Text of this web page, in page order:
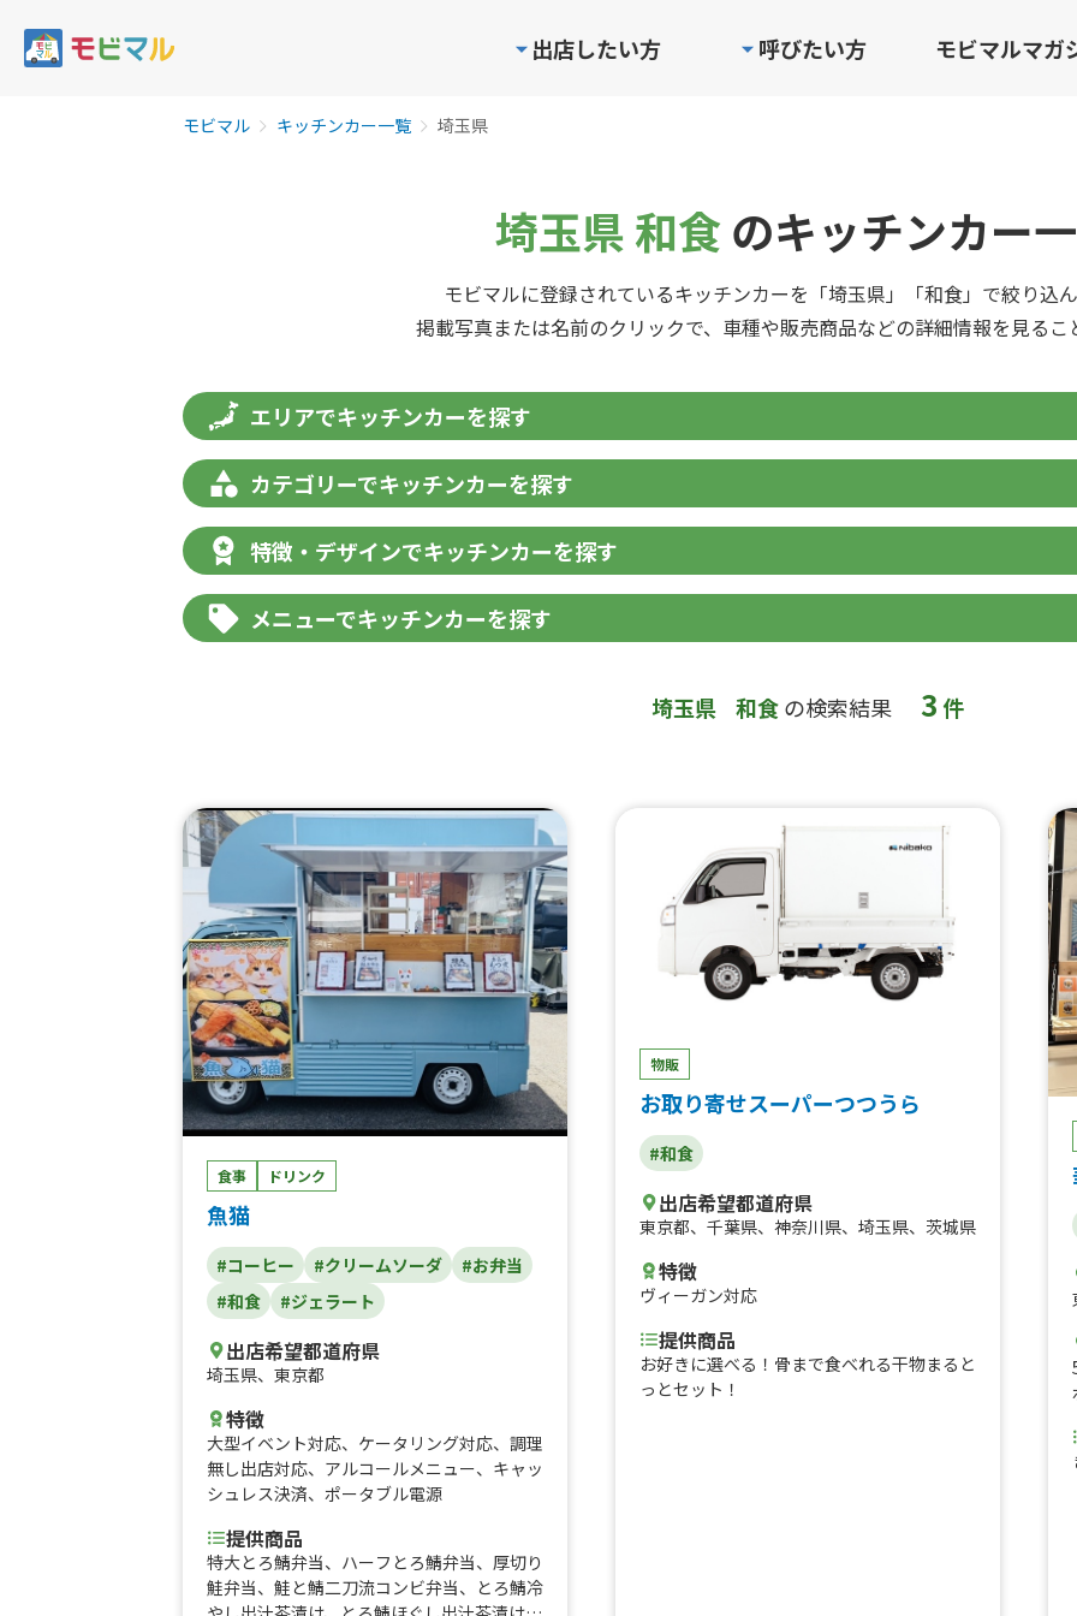
出店したい方 呼びたい方 モビマルマガ
モビマル キッチンカー一覧 埼玉県
埼玉県 和食 のキッチンカー
モビマルに登録されているキッチンカーを「埼玉県」「和食」で絞り込
掲載写真または名前のクリックで、車種や販売商品などの詳細情報を見るこ
エリアでキッチンカーを探す
カテゴリーでキッチンカーを探す
特徴・デザインでキッチンカーを探す
メニューでキッチンカーを探す
埼玉県 和食の検索結果 3件
食事 ドリンク
魚猫
#コーヒー #クリームソーダ
#お弁当
#和食
#ジェラート
出店希望都道府県
埼玉県、 東京都
特徴
大型イベント対応、 ケータリング対応、 調理
無し出店対応、 アルコールメニュー、 キャッ
シュレス決済、 ポータブル電源
提供商品
特大とろ鯖弁当、ハーフとろ鯖弁当、厚切り
鮭弁当、鮭と鯖二刀流コンビ弁当、とろ鯖冷
物販
お取り寄せスーパーつつうら
#和食
出店希望都道府県
東京都、 千葉県、 神奈川県、 埼玉県、 茨城県
特徴
ヴィーガン対応
提供商品
お好きに選べる！骨まで食べれる干物まると
っとセット！